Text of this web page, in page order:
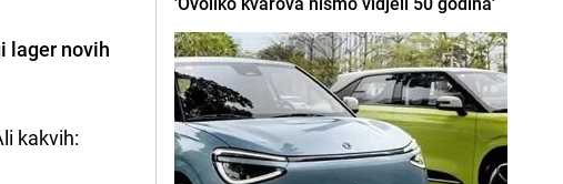
lager novih
kakvih: